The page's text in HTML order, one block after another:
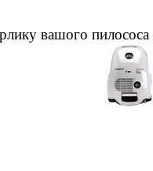
вашого пилососа